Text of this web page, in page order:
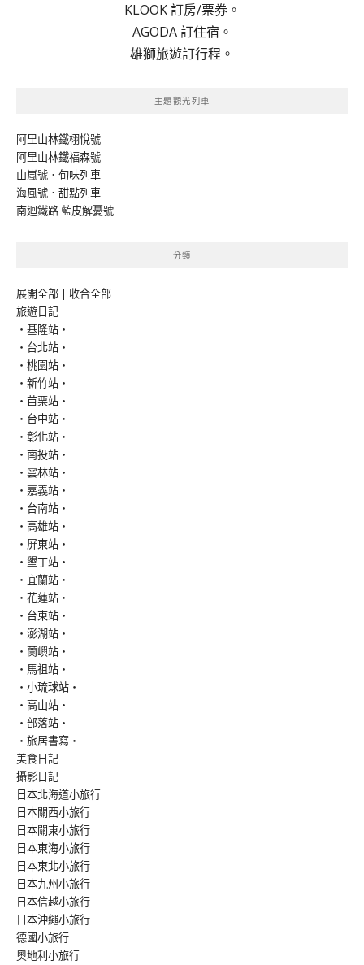
KLOOK 訂房/票券。
AGODA 訂住宿。
雄獅旅遊訂行程。
主題觀光列車
阿里山林鐵栩悅號
阿里山林鐵福森號
山嵐號．旬味列車
海風號．甜點列車
南迴鐵路 藍皮解憂號
分類
展開全部 | 收合全部
旅遊日記
‧基隆站‧
‧台北站‧
‧桃園站‧
‧新竹站‧
‧苗栗站‧
‧台中站‧
‧彰化站‧
‧南投站‧
‧雲林站‧
‧嘉義站‧
‧台南站‧
‧高雄站‧
‧屏東站‧
‧墾丁站‧
‧宜蘭站‧
‧花蓮站‧
‧台東站‧
‧澎湖站‧
‧蘭嶼站‧
‧馬祖站‧
‧小琉球站‧
‧高山站‧
‧部落站‧
‧旅居書寫‧
美食日記
攝影日記
日本北海道小旅行
日本關西小旅行
日本關東小旅行
日本東海小旅行
日本東北小旅行
日本九州小旅行
日本信越小旅行
日本沖繩小旅行
德國小旅行
奧地利小旅行